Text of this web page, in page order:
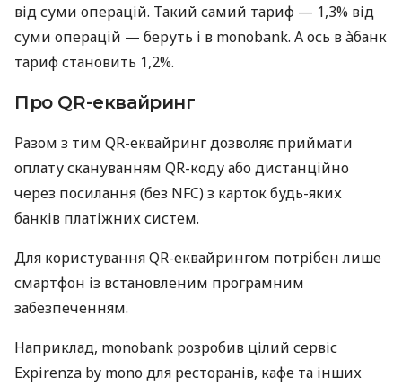
від суми операцій. Такий самий тариф — 1,3% від
суми операцій — беруть і в monobank. А ось в àбанк
тариф становить 1,2%.
Про QR-еквайринг
Разом з тим QR-еквайринг дозволяє приймати
оплату скануванням QR-коду або дистанційно
через посилання (без NFC) з карток будь-яких
банків платіжних систем.
Для користування QR-еквайрингом потрібен лише
смартфон із встановленим програмним
забезпеченням.
Наприклад, monobank розробив цілий сервіс
Expirenza by mono для ресторанів, кафе та інших